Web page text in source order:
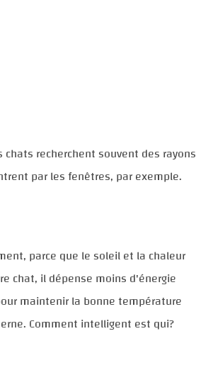
chats recherchent souvent des rayons
par les fenêtres, par exemple.
parce que le soleil et la chaleur
chat, il dépense moins d'énergie
maintenir la bonne température
Comment intelligent est qui?